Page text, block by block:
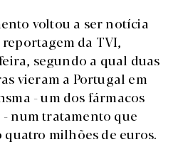
voltou a ser notícia
da TVI,
segundo a qual duas
vieram a Portugal em
- um dos fármacos
num tratamento que
milhões de euros.